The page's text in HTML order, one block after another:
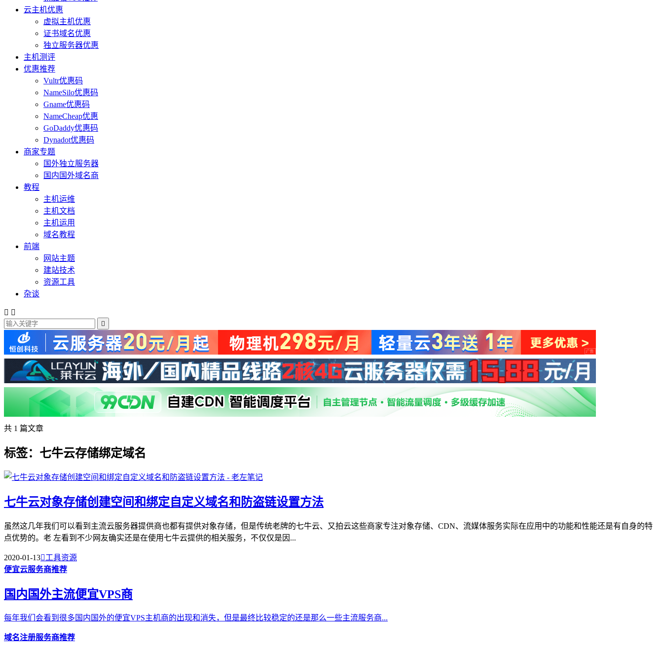
云主机优惠
虚拟主机优惠
证书域名优惠
独立服务器优惠
主机测评
优惠推荐
Vultr优惠码
NameSilo优惠码
Gname优惠码
NameCheap优惠
GoDaddy优惠码
Dynadot优惠码
商家专题
国外独立服务器
国内国外域名商
教程
主机运维
主机文档
主机运用
域名教程
前端
网站主题
建站技术
资源工具
杂谈
 

共 1 篇文章
标签：七牛云存储绑定域名
七牛云对象存储创建空间和绑定自定义域名和防盗链设置方法
虽然这几年我们可以看到主流云服务器提供商也都有提供对象存储，但是传统老牌的七牛云、又拍云这些商家专注对象存储、CDN、流媒体服务实际在应用中的功能和性能还是有自身的特
点优势的。老 左看到不少网友确实还是在使用七牛云提供的相关服务，不仅仅是因...
2020-01-13工具资源
便宜云服务商推荐
国内国外主流便宜VPS商
每年我们会看到很多国内国外的便宜VPS主机商的出现和消失，但是最终比较稳定的还是那么一些主流服务商...
域名注册服务商推荐